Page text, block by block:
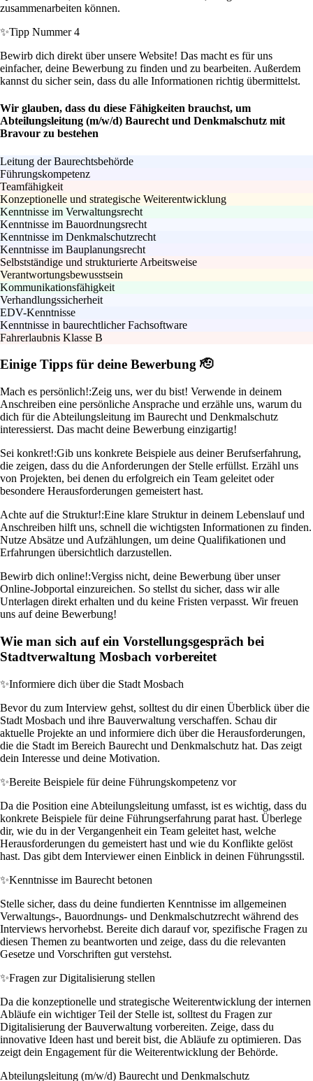
zusammenarbeiten können.
✨Tipp Nummer 4
Bewirb dich direkt über unsere Website! Das macht es für uns
einfacher, deine Bewerbung zu finden und zu bearbeiten. Außerdem
kannst du sicher sein, dass du alle Informationen richtig übermittelst.
Wir glauben, dass du diese Fähigkeiten brauchst, um
Abteilungsleitung (m/w/d) Baurecht und Denkmalschutz mit
Bravour zu bestehen
Leitung der Baurechtsbehörde
Führungskompetenz
Teamfähigkeit
Konzeptionelle und strategische Weiterentwicklung
Kenntnisse im Verwaltungsrecht
Kenntnisse im Bauordnungsrecht
Kenntnisse im Denkmalschutzrecht
Kenntnisse im Bauplanungsrecht
Selbstständige und strukturierte Arbeitsweise
Verantwortungsbewusstsein
Kommunikationsfähigkeit
Verhandlungssicherheit
EDV-Kenntnisse
Kenntnisse in baurechtlicher Fachsoftware
Fahrerlaubnis Klasse B
Einige Tipps für deine Bewerbung 🫡
Mach es persönlich!:Zeig uns, wer du bist! Verwende in deinem
Anschreiben eine persönliche Ansprache und erzähle uns, warum du
dich für die Abteilungsleitung im Baurecht und Denkmalschutz
interessierst. Das macht deine Bewerbung einzigartig!
Sei konkret!:Gib uns konkrete Beispiele aus deiner Berufserfahrung,
die zeigen, dass du die Anforderungen der Stelle erfüllst. Erzähl uns
von Projekten, bei denen du erfolgreich ein Team geleitet oder
besondere Herausforderungen gemeistert hast.
Achte auf die Struktur!:Eine klare Struktur in deinem Lebenslauf und
Anschreiben hilft uns, schnell die wichtigsten Informationen zu finden.
Nutze Absätze und Aufzählungen, um deine Qualifikationen und
Erfahrungen übersichtlich darzustellen.
Bewirb dich online!:Vergiss nicht, deine Bewerbung über unser
Online-Jobportal einzureichen. So stellst du sicher, dass wir alle
Unterlagen direkt erhalten und du keine Fristen verpasst. Wir freuen
uns auf deine Bewerbung!
Wie man sich auf ein Vorstellungsgespräch bei
Stadtverwaltung Mosbach vorbereitet
✨Informiere dich über die Stadt Mosbach
Bevor du zum Interview gehst, solltest du dir einen Überblick über die
Stadt Mosbach und ihre Bauverwaltung verschaffen. Schau dir
aktuelle Projekte an und informiere dich über die Herausforderungen,
die die Stadt im Bereich Baurecht und Denkmalschutz hat. Das zeigt
dein Interesse und deine Motivation.
✨Bereite Beispiele für deine Führungskompetenz vor
Da die Position eine Abteilungsleitung umfasst, ist es wichtig, dass du
konkrete Beispiele für deine Führungserfahrung parat hast. Überlege
dir, wie du in der Vergangenheit ein Team geleitet hast, welche
Herausforderungen du gemeistert hast und wie du Konflikte gelöst
hast. Das gibt dem Interviewer einen Einblick in deinen Führungsstil.
✨Kenntnisse im Baurecht betonen
Stelle sicher, dass du deine fundierten Kenntnisse im allgemeinen
Verwaltungs-, Bauordnungs- und Denkmalschutzrecht während des
Interviews hervorhebst. Bereite dich darauf vor, spezifische Fragen zu
diesen Themen zu beantworten und zeige, dass du die relevanten
Gesetze und Vorschriften gut verstehst.
✨Fragen zur Digitalisierung stellen
Da die konzeptionelle und strategische Weiterentwicklung der internen
Abläufe ein wichtiger Teil der Stelle ist, solltest du Fragen zur
Digitalisierung der Bauverwaltung vorbereiten. Zeige, dass du
innovative Ideen hast und bereit bist, die Abläufe zu optimieren. Das
zeigt dein Engagement für die Weiterentwicklung der Behörde.
Abteilungsleitung (m/w/d) Baurecht und Denkmalschutz